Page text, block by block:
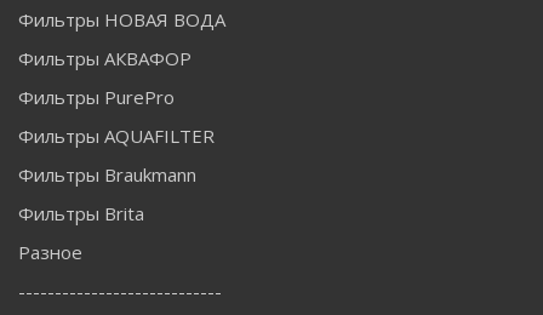
Фильтры НОВАЯ ВОДА
Фильтры АКВАФОР
Фильтры PurePro
Фильтры AQUAFILTER
Фильтры Braukmann
Фильтры Brita
Разное
----------------------------